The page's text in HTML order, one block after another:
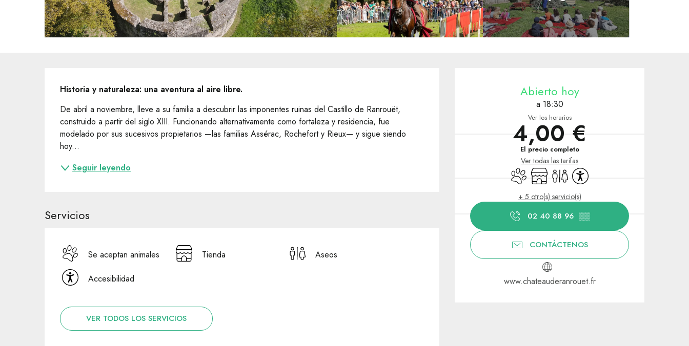
Horarios y datos de contacto
Abierto hoy
a 18:30
Ver los horarios
4,00 €
El precio completo
Ver todas las tarifas
Se aceptan animales
TiendaAseosAccesibilidad
+ 5 otro(s) servicio(s)
02 40 88 96 ▒▒
CONTÁCTENOS
www.chateauderanrouet.fr
Descripción
Historia y naturaleza: una aventura al aire libre.
De abril a noviembre, lleve a su familia a descubrir las imponentes ruinas del Castillo de Ranrouët,
construido a partir del siglo XIII. Funcionando alternativamente como fortaleza y residencia, fue
modelado por sus sucesivos propietarios —las familias Assérac, Rochefort y Rieux— y sigue siendo
hoy...
Seguir leyendo
Servicios
Se aceptan animales Tienda Aseos
Accesibilidad
VER TODOS LOS SERVICIOS